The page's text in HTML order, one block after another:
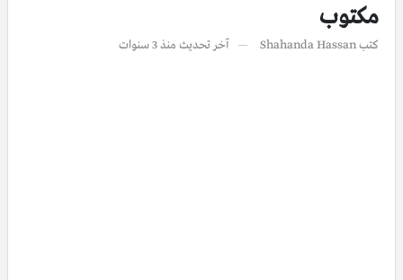
مكتوب
كتبShahanda Hassan آخر تحديث منذ 3 سنوات